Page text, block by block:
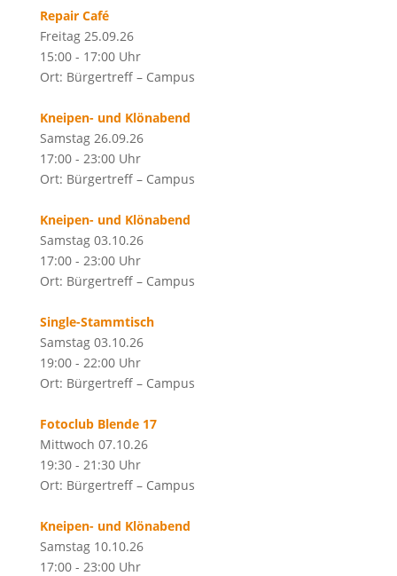
Repair Café
Freitag 25.09.26
15:00 - 17:00 Uhr
Ort: Bürgertreff – Campus
Kneipen- und Klönabend
Samstag 26.09.26
17:00 - 23:00 Uhr
Ort: Bürgertreff – Campus
Kneipen- und Klönabend
Samstag 03.10.26
17:00 - 23:00 Uhr
Ort: Bürgertreff – Campus
Single-Stammtisch
Samstag 03.10.26
19:00 - 22:00 Uhr
Ort: Bürgertreff – Campus
Fotoclub Blende 17
Mittwoch 07.10.26
19:30 - 21:30 Uhr
Ort: Bürgertreff – Campus
Kneipen- und Klönabend
Samstag 10.10.26
17:00 - 23:00 Uhr